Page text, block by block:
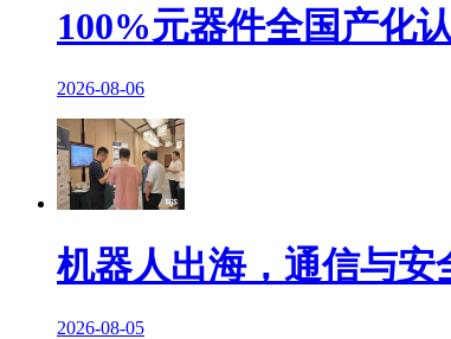
100%元器件全国产化
2026-08-06
机器人出海，通信与安
2026-08-05